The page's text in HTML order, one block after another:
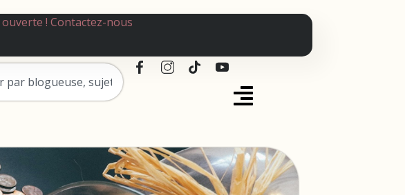
ouverte ! Contactez-nous